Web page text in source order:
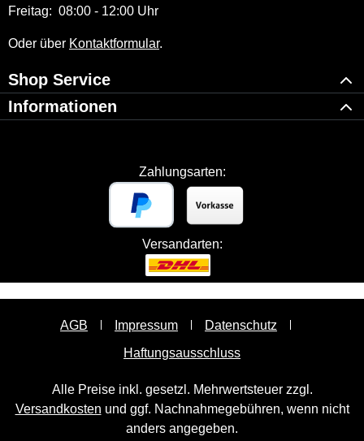
Freitag: 08:00 - 12:00 Uhr
Oder über Kontaktformular.
Shop Service
Informationen
Zahlungsarten:
Versandarten:
AGB Impressum
Datenschutz
Haftungsausschluss
Alle Preise inkl. gesetzl. Mehrwertsteuer zzgl.
Versandkosten und ggf. Nachnahmegebühren, wenn nicht
anders angegeben.